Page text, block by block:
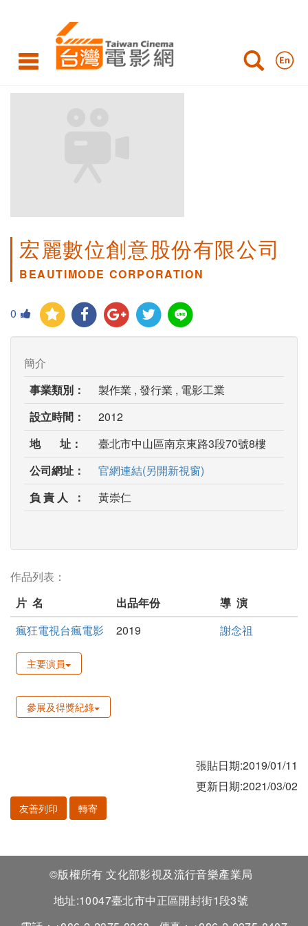
宏麗數位創意股份有限公司
BEAUTIMODE CORPORATION
0
簡介
事業類別：
製作業 , 發行業 , 電影工業
設立時間：
2012
地 址：
臺北市中山區南京東路3段70號8樓
公司網址：
官網連結(另開新視窗)
負 責 人 ：
黃崇仁
作品列表：
片 名
出品年份
導 演
瘋狂電視台瘋電影
2019 謝念祖
主要演員
參展及得獎紀錄
張貼日期:2019/01/11
更新日期:2021/03/02
友善列印 轉寄
©版權所有 文化部影視及流行音樂產業局
地址:10047臺北市中正區開封街1段3號